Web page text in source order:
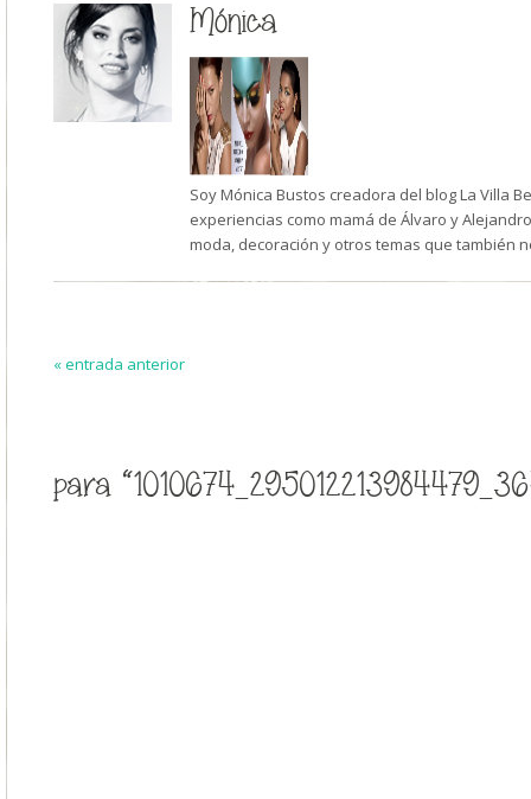
Mónica
Soy Mónica Bustos creadora del blog La Villa
experiencias como mamá de Álvaro y
moda, decoración y otros temas que también
« entrada anterior
para